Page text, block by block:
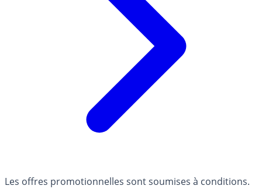
Les offres promotionnelles sont soumises à conditions.